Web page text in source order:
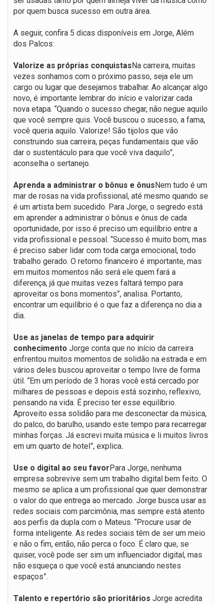
por quem busca sucesso em outra área.
A seguir, confira 5 dicas disponíveis em Jorge, Além
dos Palcos:
Valorize as próprias conquistas Na carreira, muitas
vezes sonhamos com o próximo passo, seja ele um
cargo ou lugar que desejamos trabalhar. Ao alcançar algo
novo, é importante lembrar do início e valorizar cada
nova etapa. “Quando o sucesso chegar, não negue aquilo
que você sempre quis. Você buscou o sucesso, a fama,
você queria aquilo. Valorize! São tijolos que vão
construindo sua carreira, peças fundamentais que vão
dar o sustentáculo para que você viva daquilo”,
aconselha o sertanejo.
Aprenda a administrar o bônus e ônus Nem tudo é um
mar de rosas na vida profissional, até mesmo quando se
é um artista bem sucedido. Para Jorge, o segredo está
em aprender a administrar o bônus e ônus de cada
oportunidade, por isso é preciso um equilíbrio entre a
vida profissional e pessoal. “Sucesso é muito bom, mas
é preciso saber lidar com toda carga emocional, todo
trabalho gerado. O retorno financeiro é importante, mas
em muitos momentos não será ele quem fará a
diferença, já que muitas vezes faltará tempo para
aproveitar os bons momentos”, analisa. Portanto,
encontrar um equilíbrio é o que faz a diferença no dia a
dia.
Use as janelas de tempo para adquirir
conhecimento Jorge conta que no início da carreira
enfrentou muitos momentos de solidão na estrada e em
vários deles buscou aproveitar o tempo livre de forma
útil. “Em um período de 3 horas você está cercado por
milhares de pessoas e depois está sozinho, reflexivo,
pensando na vida. É preciso ter esse equilíbrio.
Aproveito essa solidão para me desconectar da música,
do palco, do barulho, usando este tempo para recarregar
minhas forças. Já escrevi muita música e li muitos livros
em um quarto de hotel”, explica.
Use o digital ao seu favor Para Jorge, nenhuma
empresa sobrevive sem um trabalho digital bem feito. O
mesmo se aplica a um profissional que quer demonstrar
o valor do que entrega ao mercado. Jorge busca usar as
redes sociais com parcimônia, mas sempre está atento
aos perfis da dupla com o Mateus. “Procure usar de
forma inteligente. As redes sociais têm de ser um meio
e não o fim, então, não perca o foco. É claro que, se
quiser, você pode ser sim um influenciador digital, mas
não esqueça o que você está anunciando nestes
espaços”.
Talento e repertório são prioritários Jorge acredita